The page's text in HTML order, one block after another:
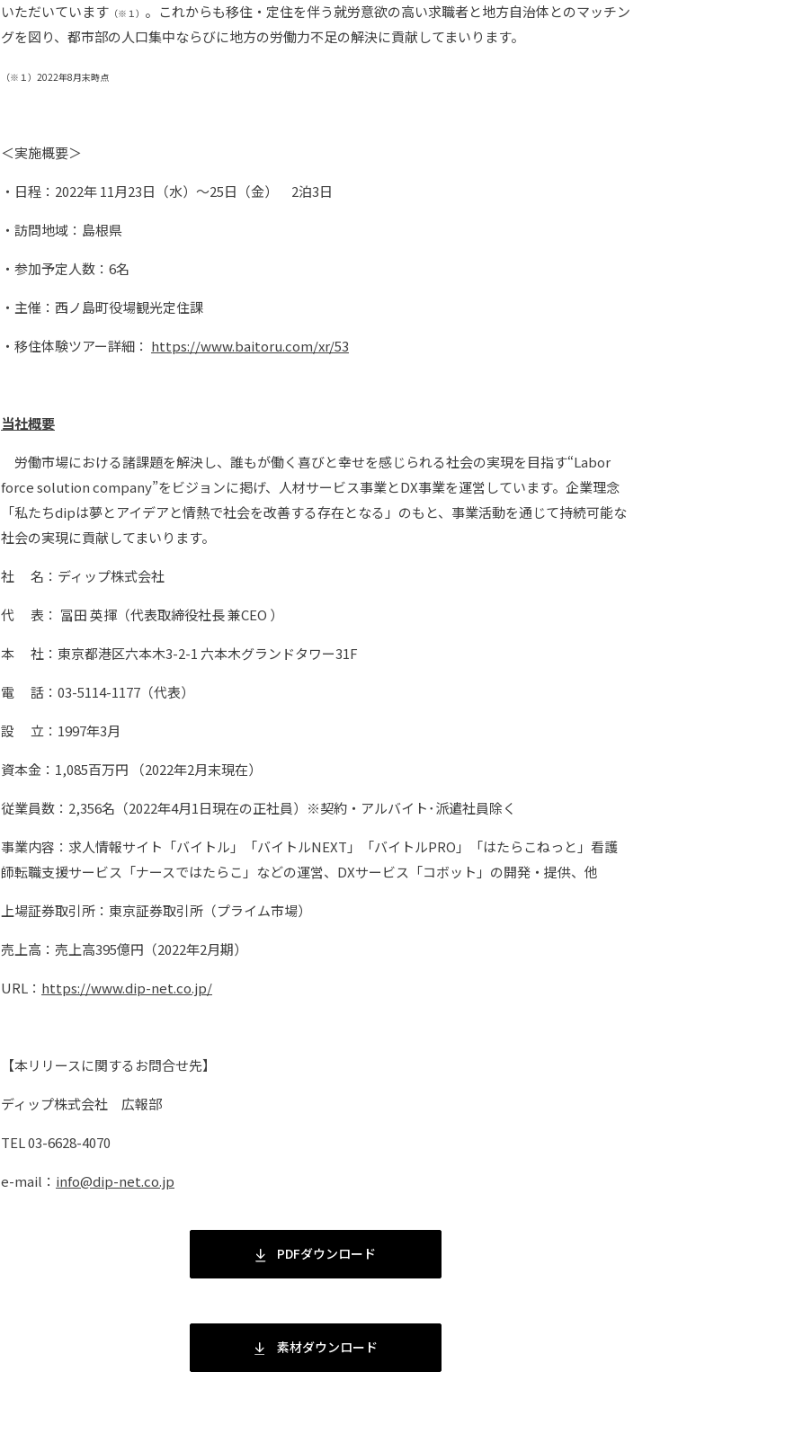
いただいています （※１） 。これからも移住・定住を伴う就労意欲の高い求職者と地方自治体とのマッチン
グを図り、都市部の人口集中ならびに地方の労働力不足の解決に貢献してまいります。
（※１） 2022年8月末時点
＜実施概要＞
・日程：2022年 11月23日（水）～25日（金） 2泊3日
・訪問地域：島根県
・参加予定人数：6名
・主催：西ノ島町役場観光定住課
・移住体験ツアー詳細： https://www.baitoru.com/xr/53
当社概要
労働市場における諸課題を解決し、誰もが働く喜びと幸せを感じられる社会の実現を目指す“Labor
force solution company”をビジョンに掲げ、人材サービス事業とDX事業を運営しています。企業理念
「私たちdipは夢とアイデアと情熱で社会を改善する存在となる」のもと、事業活動を通じて持続可能な
社会の実現に貢献してまいります。
社 名：ディップ株式会社
代 表： 冨田 英揮（代表取締役社長 兼CEO ）
本 社：東京都港区六本木3-2-1 六本木グランドタワー31F
電 話：03-5114-1177（代表）
設 立：1997年3月
資本金：1,085百万円 （2022年2月末現在）
従業員数：2,356名（2022年4月1日現在の正社員）※契約・アルバイト･派遣社員除く
事業内容：求人情報サイト「バイトル」「バイトルNEXT」「バイトルPRO」「はたらこねっと」看護
師転職支援サービス「ナースではたらこ」などの運営、DXサービス「コボット」の開発・提供、他
上場証券取引所：東京証券取引所（プライム市場）
売上高：売上高395億円（2022年2月期）
URL： https://www.dip-net.co.jp/
【本リリースに関するお問合せ先】
ディップ株式会社 広報部
TEL 03-6628-4070
e-mail： info@dip-net.co.jp
PDFダウンロード
素材ダウンロード